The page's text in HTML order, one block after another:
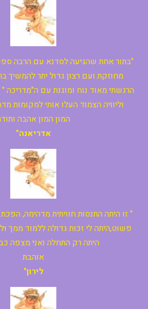
"בתור אחת שהגיעה לסדנא עם הרבה
מחוזקת ועם רצון גדול יתר להמשיך
הרגשתי מאוד נוח ומוגנת עם ה"מדריכה
וליוויה הצמוד העלו אותי למקומות
המון המון אהבה
אדריאנה"
" זו היתה התנסות חוויתית מדהימה,
פשוט,היתה לי זכות גדולה ללמוד ממך
היתה רק התחלה ואני מצפה
אוהבת
לירון"